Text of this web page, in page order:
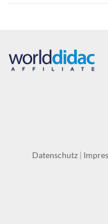
Datenschutz|